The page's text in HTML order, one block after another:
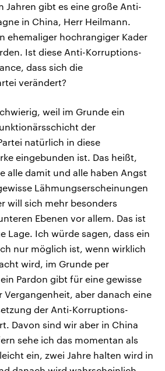
Jahren gibt es eine große Anti-
in China, Herr Heilmann.
ehemaliger hochrangiger Kader
Ist diese Anti-Korruptions-
dass sich die
verändert?
weil im Grunde ein
der
natürlich in diese
eingebunden ist. Das heißt,
alle damit und alle haben Angst
Lähmungserscheinungen
will sich mehr besonders
Ebenen vor allem. Das ist
Lage. Ich würde sagen, dass ein
nur möglich ist, wenn wirklich
wird, im Grunde per
Pardon gibt für eine gewisse
Vergangenheit, aber danach eine
der Anti-Korruptions-
Davon sind wir aber in China
sehe ich das momentan als
ein, zwei Jahre halten wird in